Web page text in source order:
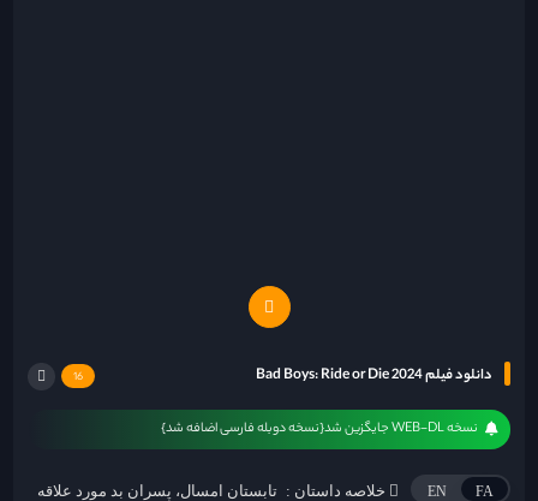
دانلود فیلم Bad Boys: Ride or Die 2024 16
نسخه WEB-DL جایگزین شد{نسخه دوبله فارسی اضافه شد}
FA
EN خلاصه داستان : تابستان امسال، پسران بد مورد علاقه